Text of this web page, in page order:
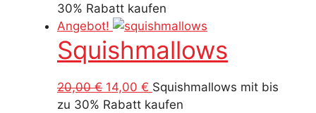
Preis
war:
29,99 €
Preis
ist:
20,99 €.
30% Rabatt kaufen
Angebot!
Squishmallows
20,00€ Ursprünglicher
Preis
14,00 € Aktueller
Preis
Squishmallows mit bis
zu 30% Rabatt kaufen